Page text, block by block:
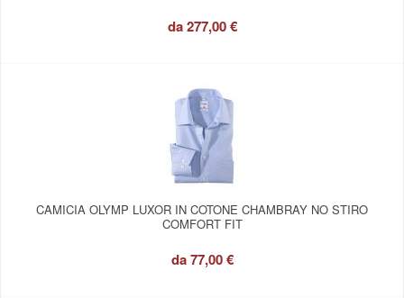
da277,00 €
CAMICIA OLYMP LUXOR IN COTONE CHAMBRAY NO STIRO
COMFORT FIT
da77,00 €